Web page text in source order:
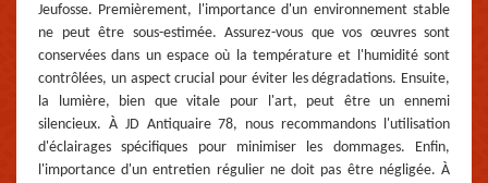
Jeufosse. Premièrement, l'importance d'un environnement stable
ne peut être sous-estimée. Assurez-vous que vos œuvres sont
conservées dans un espace où la température et l'humidité sont
contrôlées, un aspect crucial pour éviter les dégradations. Ensuite,
la lumière, bien que vitale pour l'art, peut être un ennemi
silencieux. À JD Antiquaire 78, nous recommandons l'utilisation
d'éclairages spécifiques pour minimiser les dommages. Enfin,
l'importance d'un entretien régulier ne doit pas être négligée. À